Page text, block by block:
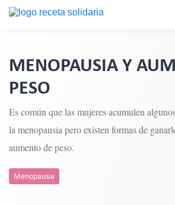
MENOPAUSIA Y
PESO
Es común que las mujeres acumulen
la menopausia pero existen formas de
aumento de peso.
Menopausia